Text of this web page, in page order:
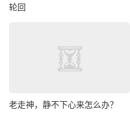
轮回
老走神，静不下心来怎么办？